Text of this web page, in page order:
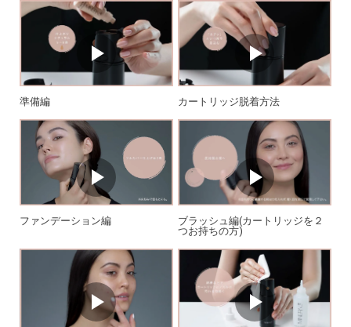
準備編 カートリッジ脱着方法
ファンデーション編
ブラッシュ編(カートリッジを２
つお持ちの方)